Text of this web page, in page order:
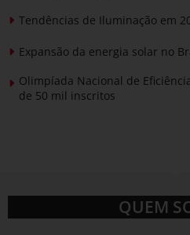
Tendências de Iluminação em
Expansão da energia solar no
Olimpíada Nacional de
de 50 mil inscritos
QUEM